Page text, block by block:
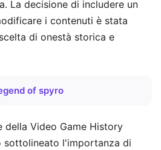
La decisione di includere un
i contenuti è stata
di onestà storica e
of spyro
della Video Game History
sottolineato l'importanza di